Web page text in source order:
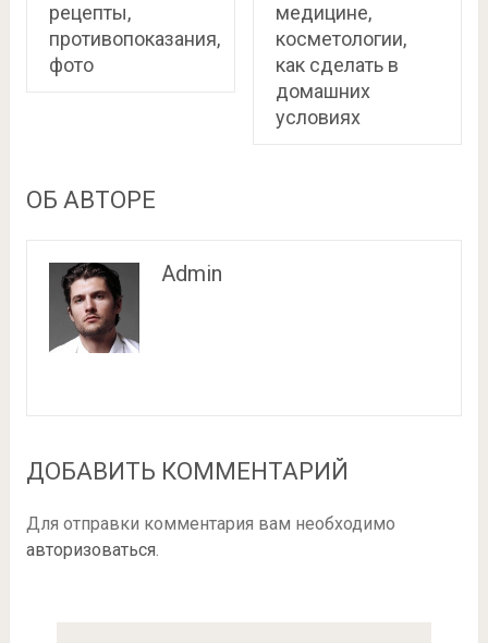
рецепты,
противопоказания,
фото
медицине,
косметологии,
как сделать в
домашних
условиях
ОБ АВТОРЕ
Admin
ДОБАВИТЬ КОММЕНТАРИЙ
Для отправки комментария вам необходимо
авторизоваться.